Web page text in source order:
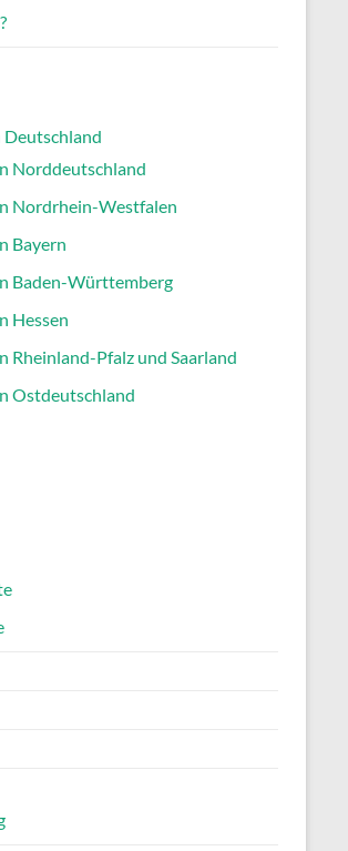
Norddeutschland
Nordrhein-Westfalen
Bayern
Baden-Württemberg
Hessen
Rheinland-Pfalz und Saarland
Ostdeutschland